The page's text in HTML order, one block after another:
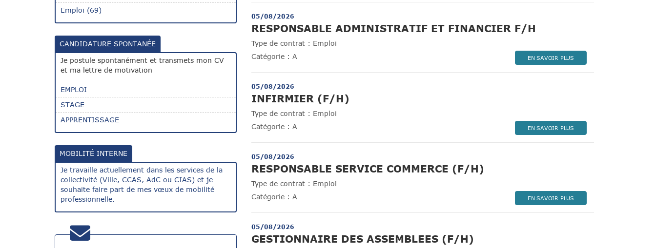
Emploi (69)
CANDIDATURE SPONTANÉE
Je postule spontanément et transmets mon CV
et ma lettre de motivation
EMPLOI
STAGE
APPRENTISSAGE
MOBILITÉ INTERNE
Je travaille actuellement dans les services de la
collectivité (Ville, CCAS, AdC ou CIAS) et je
souhaite faire part de mes vœux de mobilité
professionnelle.
05/08/2026
RESPONSABLE ADMINISTRATIF ET FINANCIER F/H
Type de contrat : Emploi
Catégorie : A EN SAVOIR PLUS
05/08/2026
INFIRMIER (F/H)
Type de contrat : Emploi
Catégorie : A EN SAVOIR PLUS
05/08/2026
RESPONSABLE SERVICE COMMERCE (F/H)
Type de contrat : Emploi
Catégorie : A EN SAVOIR PLUS
05/08/2026
GESTIONNAIRE DES ASSEMBLEES (F/H)